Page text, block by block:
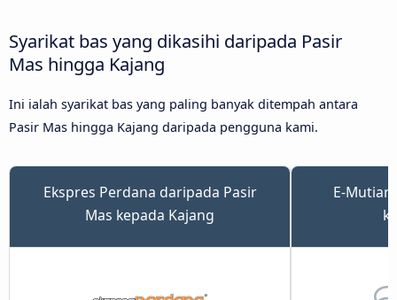
Syarikat bas yang dikasihi daripada Pasir
Mas hingga Kajang
Ini ialah syarikat bas yang paling banyak ditempah antara
Pasir Mas hingga Kajang daripada pengguna kami.
Ekspres Perdana daripada Pasir
Mas kepada Kajang
E-